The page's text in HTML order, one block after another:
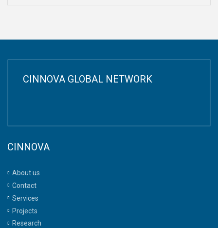
CINNOVA GLOBAL NETWORK
CINNOVA
About us
Contact
Services
Projects
Research